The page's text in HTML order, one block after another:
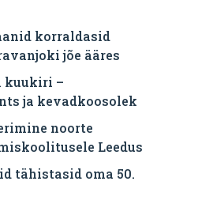
korraldasid
jõe ääres
kuukiri –
ja kevadkoosolek
noorte
Leedus
tähistasid oma 50.